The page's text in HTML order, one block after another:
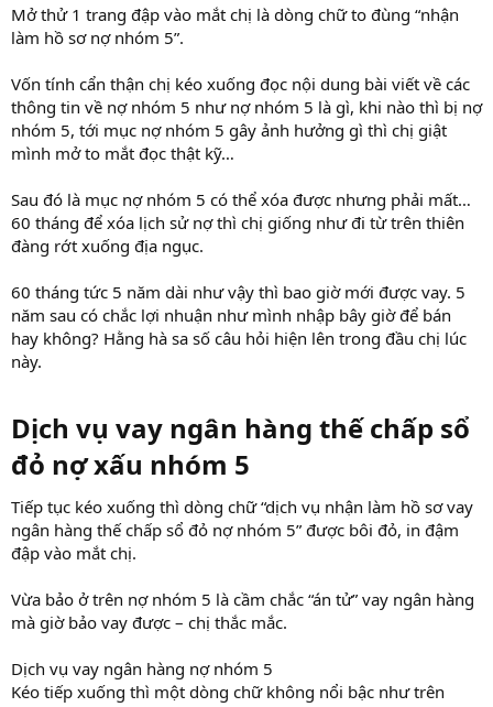
Mở thử 1 trang đập vào mắt chị là dòng chữ to đùng “nhận
làm hồ sơ nợ nhóm 5”.
Vốn tính cẩn thận chị kéo xuống đọc nội dung bài viết về các
thông tin về nợ nhóm 5 như nợ nhóm 5 là gì, khi nào thì bị nợ
nhóm 5, tới mục nợ nhóm 5 gây ảnh hưởng gì thì chị giật
mình mở to mắt đọc thật kỹ…
Sau đó là mục nợ nhóm 5 có thể xóa được nhưng phải mất…
60 tháng để xóa lịch sử nợ thì chị giống như đi từ trên thiên
đàng rớt xuống địa ngục.
60 tháng tức 5 năm dài như vậy thì bao giờ mới được vay. 5
năm sau có chắc lợi nhuận như mình nhập bây giờ để bán
hay không? Hằng hà sa số câu hỏi hiện lên trong đầu chị lúc
này.
Dịch vụ vay ngân hàng thế chấp sổ
đỏ nợ xấu nhóm 5​
Tiếp tục kéo xuống thì dòng chữ “dịch vụ nhận làm hồ sơ vay
ngân hàng thế chấp sổ đỏ nợ nhóm 5” được bôi đỏ, in đậm
đập vào mắt chị.
Vừa bảo ở trên nợ nhóm 5 là cầm chắc “án tử” vay ngân hàng
mà giờ bảo vay được – chị thắc mắc.
Dịch vụ vay ngân hàng nợ nhóm 5
Kéo tiếp xuống thì một dòng chữ không nổi bậc như trên